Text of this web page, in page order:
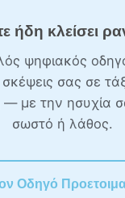
ήδη κλείσει
ψηφιακός
σκέψεις σας σε
— με την ησυχία
σωστό ή λάθος.
Οδηγό